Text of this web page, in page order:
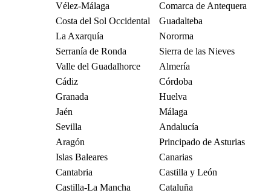
Vélez-Málaga
Comarca de Antequera
Costa del Sol Occidental
Guadalteba
La Axarquía
Nororma
Serranía de Ronda
Sierra de las Nieves
Valle del Guadalhorce
Almería
Cádiz
Córdoba
Granada
Huelva
Jaén
Málaga
Sevilla
Andalucía
Aragón
Principado de Asturias
Islas Baleares
Canarias
Cantabria
Castilla y León
Castilla-La Mancha
Cataluña